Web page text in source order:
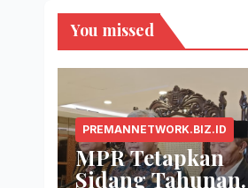
You missed
PREMANNETWORK.BIZ.ID
MPR Tetapkan
Sidang Tahunan